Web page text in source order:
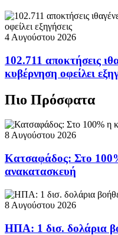
4 Αυγούστου 2026
102.711 αποκτήσεις
κυβέρνηση οφείλει
Πιο Πρόσφατα
8 Αυγούστου 2026
Κατσαφάδος: Στο
ανακατασκευή
8 Αυγούστου 2026
ΗΠΑ: 1 δισ. δολάρια